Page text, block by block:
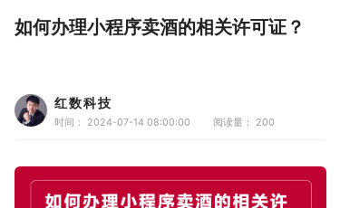
如何办理小程序卖酒的相关许可证？
红数科技
时间： 2024-07-14 08:00:00 阅读量： 200